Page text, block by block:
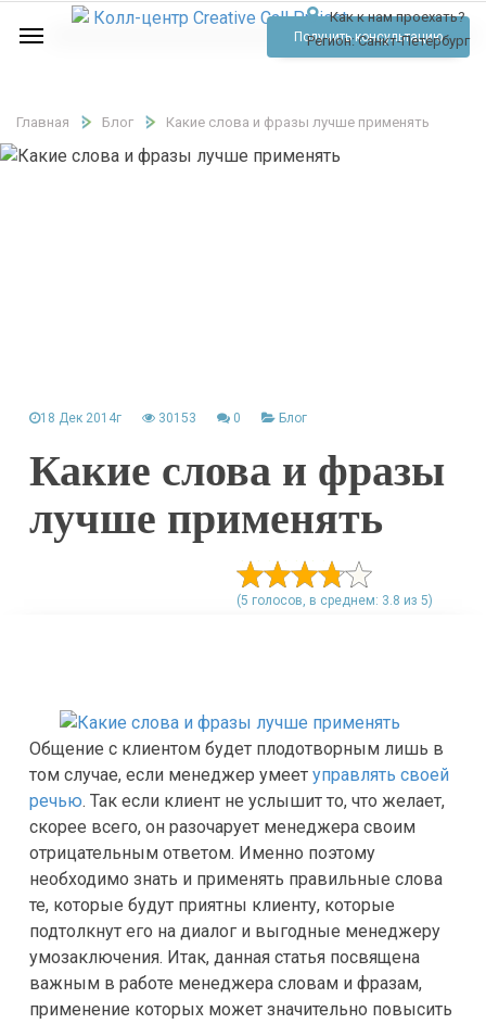
Как к нам проехать?
Регион:Санкт-Петербург
Отзывы
Тарифы
Получить консультацию
Главная Блог Какие слова и фразы лучше применять
18 Дек 2014г 30153 0 Блог
Какие слова и фразы
лучше применять
(5 голосов, в среднем: 3.8 из 5)
Общение с клиентом будет плодотворным лишь в
том случае, если менеджер умеет управлять своей
речью. Так если клиент не услышит то, что желает,
скорее всего, он разочарует менеджера своим
отрицательным ответом. Именно поэтому
необходимо знать и применять правильные слова
те, которые будут приятны клиенту, которые
подтолкнут его на диалог и выгодные менеджеру
умозаключения. Итак, данная статья посвящена
важным в работе менеджера словам и фразам,
применение которых может значительно повысить